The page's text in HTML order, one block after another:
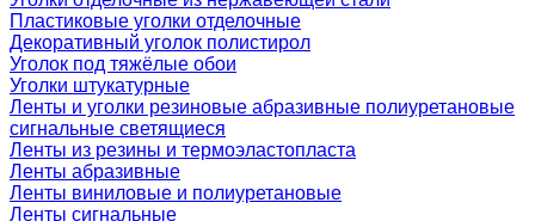
Пластиковые уголки отделочные
Декоративный уголок полистирол
Уголок под тяжёлые обои
Уголки штукатурные
Ленты и уголки резиновые абразивные полиуретановые
сигнальные светящиеся
Ленты из резины и термоэластопласта
Ленты абразивные
Ленты виниловые и полиуретановые
Ленты сигнальные